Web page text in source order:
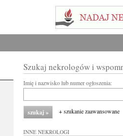
Szukaj nekrologów i
Imię i nazwisko lub numer ogłoszenia:
+ szukanie zaawansowane
INNE NEKROLOGI